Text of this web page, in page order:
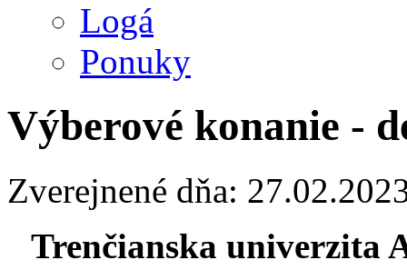
Logá
Ponuky
Výberové konanie -
Zverejnené dňa:
Trenčianska univerzita